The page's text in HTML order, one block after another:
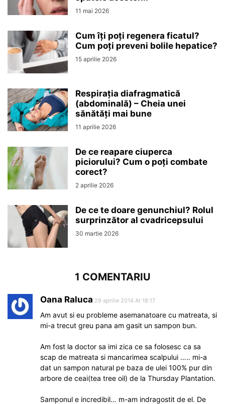
11 mai 2026
Cum îți poți regenera ficatul?
Cum poți preveni bolile hepatice?
15 aprilie 2026
Respirația diafragmatică
(abdominală) – Cheia unei
sănătăți mai bune
11 aprilie 2026
De ce reapare ciuperca
piciorului? Cum o poți combate
corect?
2 aprilie 2026
De ce te doare genunchiul? Rolul
surprinzător al cvadricepsului
30 martie 2026
1 COMENTARIU
Oana Raluca 29 aprilie 2014 At 18:17
Am avut si eu probleme asemanatoare cu matreata, si
mi-a trecut greu pana am gasit un sampon bun.
Am fost la doctor sa imi zica ce sa folosesc ca sa
scap de matreata si mancarimea scalpului ….. mi-a
dat un sampon natural pe baza de ulei 100% pur din
arbore de ceai(tea tree oil) de la Thursday Plantation.
Samponul e incredibil… m-am indragostit de el. De